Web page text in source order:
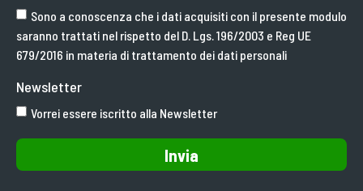
Sono a conoscenza che i dati acquisiti con il presente modulo
saranno trattati nel rispetto del D. Lgs. 196/2003 e Reg UE
679/2016 in materia di trattamento dei dati personali
Newsletter
Vorrei essere iscritto alla Newsletter
Invia